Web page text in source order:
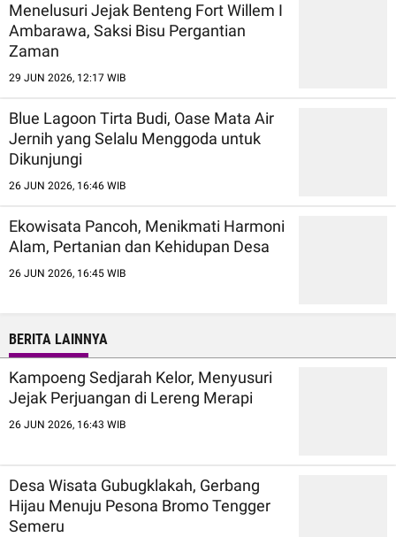
Menelusuri Jejak Benteng Fort Willem I
Ambarawa, Saksi Bisu Pergantian
Zaman
29 JUN 2026, 12:17 WIB
Blue Lagoon Tirta Budi, Oase Mata Air
Jernih yang Selalu Menggoda untuk
Dikunjungi
26 JUN 2026, 16:46 WIB
Ekowisata Pancoh, Menikmati Harmoni
Alam, Pertanian dan Kehidupan Desa
26 JUN 2026, 16:45 WIB
BERITA LAINNYA
Kampoeng Sedjarah Kelor, Menyusuri
Jejak Perjuangan di Lereng Merapi
26 JUN 2026, 16:43 WIB
Desa Wisata Gubugklakah, Gerbang
Hijau Menuju Pesona Bromo Tengger
Semeru